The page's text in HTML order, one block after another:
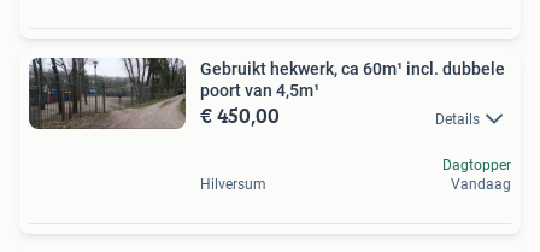
Gebruikt hekwerk, ca 60m¹ incl. dubbele
poort van 4,5m¹
€ 450,00 Details
Hilversum
Dagtopper
Vandaag